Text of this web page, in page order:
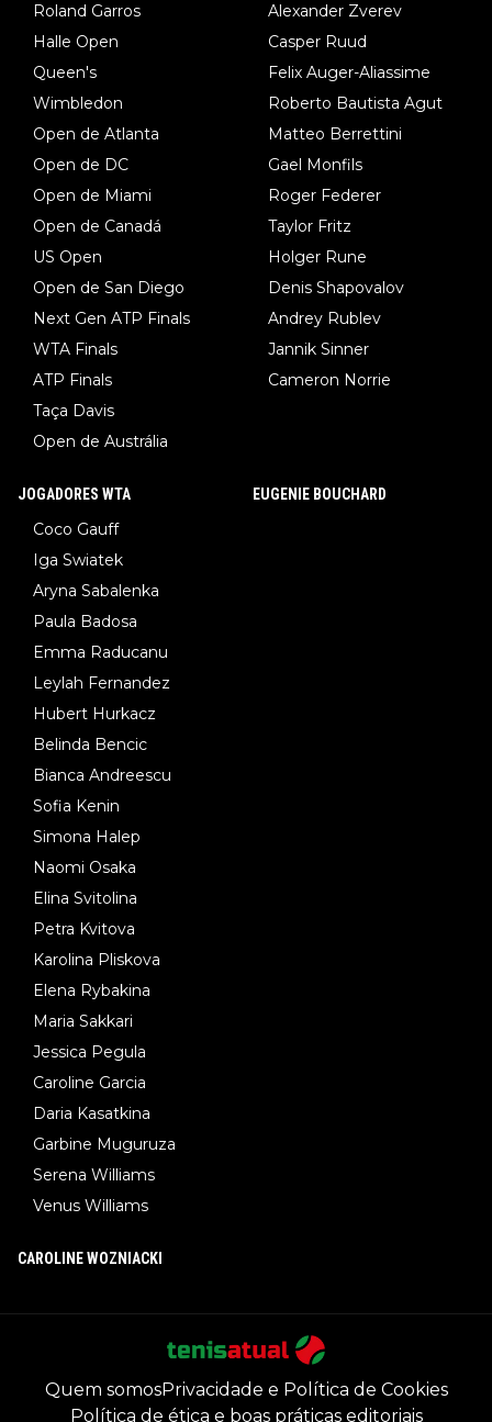
Roland Garros
Halle Open
Queen's
Wimbledon
Open de Atlanta
Open de DC
Open de Miami
Open de Canadá
US Open
Open de San Diego
Next Gen ATP Finals
WTA Finals
ATP Finals
Taça Davis
Open de Austrália
Alexander Zverev
Casper Ruud
Felix Auger-Aliassime
Roberto Bautista Agut
Matteo Berrettini
Gael Monfils
Roger Federer
Taylor Fritz
Holger Rune
Denis Shapovalov
Andrey Rublev
Jannik Sinner
Cameron Norrie
JOGADORES WTA
Coco Gauff
Iga Swiatek
Aryna Sabalenka
Paula Badosa
Emma Raducanu
Leylah Fernandez
Hubert Hurkacz
Belinda Bencic
Bianca Andreescu
Sofia Kenin
Simona Halep
Naomi Osaka
Elina Svitolina
Petra Kvitova
Karolina Pliskova
Elena Rybakina
Maria Sakkari
Jessica Pegula
Caroline Garcia
Daria Kasatkina
Garbine Muguruza
Serena Williams
Venus Williams
EUGENIE BOUCHARD
CAROLINE WOZNIACKI
Quem somosPrivacidade e Política de Cookies
Política de ética e boas práticas editoriais